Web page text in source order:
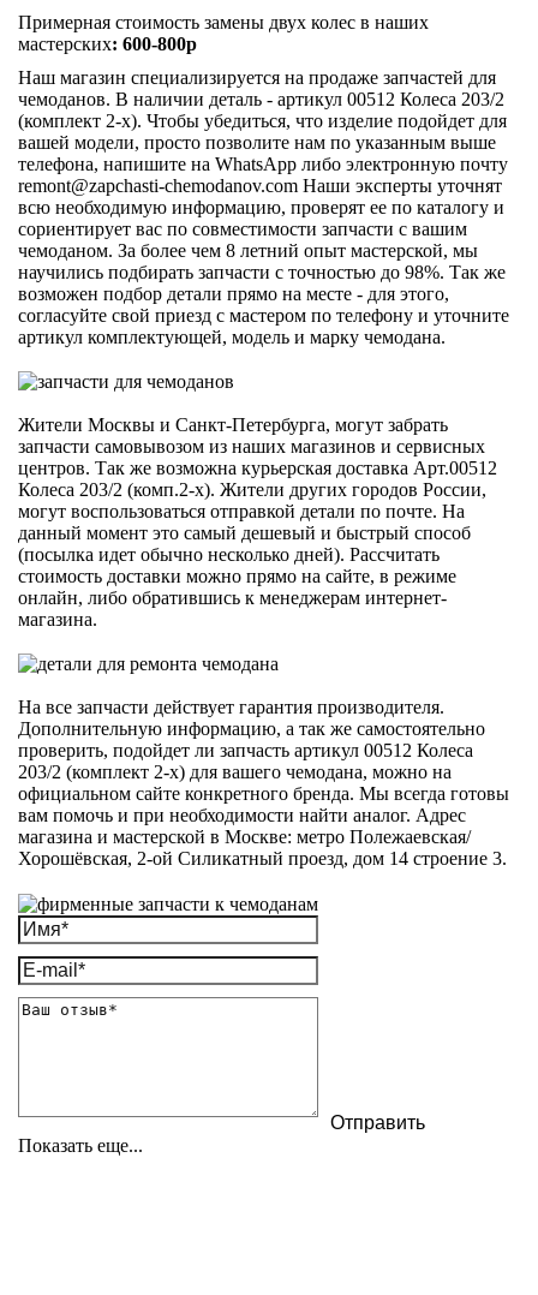
Примерная стоимость замены двух колес в наших
мастерских: 600-800р
Наш магазин специализируется на продаже запчастей для
чемоданов. В наличии деталь - артикул 00512 Колеса 203/2
(комплект 2-х). Чтобы убедиться, что изделие подойдет для
вашей модели, просто позволите нам по указанным выше
телефона, напишите на WhatsApp либо электронную почту
remont@zapchasti-chemodanov.com Наши эксперты уточнят
всю необходимую информацию, проверят ее по каталогу и
сориентирует вас по совместимости запчасти с вашим
чемоданом. За более чем 8 летний опыт мастерской, мы
научились подбирать запчасти с точностью до 98%. Так же
возможен подбор детали прямо на месте - для этого,
согласуйте свой приезд с мастером по телефону и уточните
артикул комплектующей, модель и марку чемодана.
Жители Москвы и Санкт-Петербурга, могут забрать
запчасти самовывозом из наших магазинов и сервисных
центров. Так же возможна курьерская доставка Арт.00512
Колеса 203/2 (комп.2-х). Жители других городов России,
могут воспользоваться отправкой детали по почте. На
данный момент это самый дешевый и быстрый способ
(посылка идет обычно несколько дней). Рассчитать
стоимость доставки можно прямо на сайте, в режиме
онлайн, либо обратившись к менеджерам интернет-
магазина.
На все запчасти действует гарантия производителя.
Дополнительную информацию, а так же самостоятельно
проверить, подойдет ли запчасть артикул 00512 Колеса
203/2 (комплект 2-х) для вашего чемодана, можно на
официальном сайте конкретного бренда. Мы всегда готовы
вам помочь и при необходимости найти аналог. Адрес
магазина и мастерской в Москве: метро Полежаевская/
Хорошёвская, 2-ой Силикатный проезд, дом 14 строение 3.
Показать еще...